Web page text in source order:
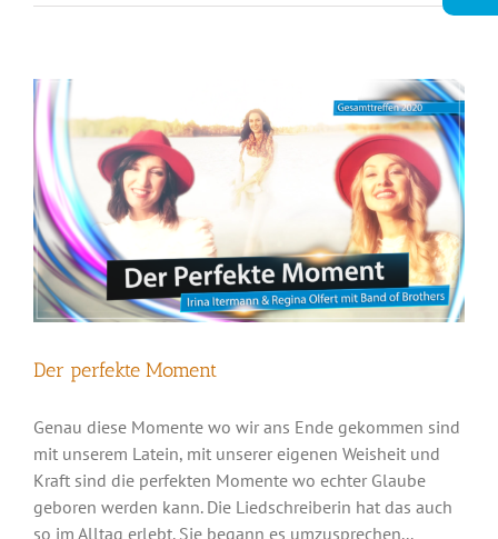
Der perfekte Moment
Genau diese Momente wo wir ans Ende gekommen sind
mit unserem Latein, mit unserer eigenen Weisheit und
Kraft sind die perfekten Momente wo echter Glaube
geboren werden kann. Die Liedschreiberin hat das auch
so im Alltag erlebt. Sie begann es umzusprechen...